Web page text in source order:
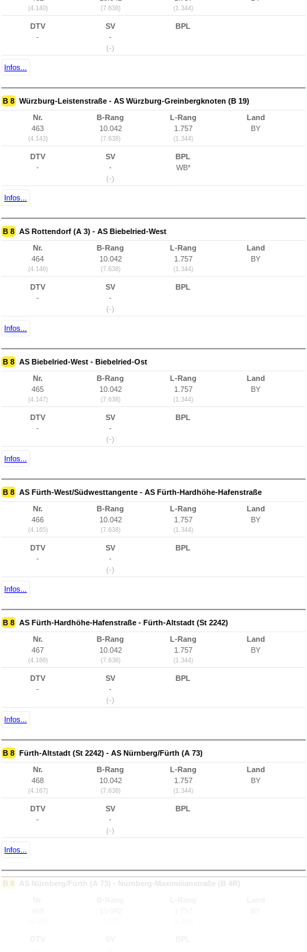
(4.140) (7.638) (1.344)
DTV
-
SV
-
(-)
BPL
Infos...
B 8 Würzburg-Leistenstraße - AS Würzburg-Greinbergknoten (B 19)
Nr.
463
(4.143)
B-Rang
10.042
(7.638)
L-Rang
1.757
(1.344)
Land
BY
DTV
-
SV
-
(-)
BPL
WB*
Infos...
B 8 AS Rottendorf (A 3) - AS Biebelried-West
Nr.
464
(4.146)
B-Rang
10.042
(7.638)
L-Rang
1.757
(1.344)
Land
BY
DTV
-
SV
-
(-)
BPL
Infos...
B 8 AS Biebelried-West - Biebelried-Ost
Nr.
465
(4.147)
B-Rang
10.042
(7.638)
L-Rang
1.757
(1.344)
Land
BY
DTV
-
SV
-
(-)
BPL
Infos...
B 8 AS Fürth-West/Südwesttangente - AS Fürth-Hardhöhe-Hafenstraße
Nr.
466
(4.165)
B-Rang
10.042
(7.638)
L-Rang
1.757
(1.344)
Land
BY
DTV
-
SV
-
(-)
BPL
Infos...
B 8 AS Fürth-Hardhöhe-Hafenstraße - Fürth-Altstadt (St 2242)
Nr.
467
(4.166)
B-Rang
10.042
(7.638)
L-Rang
1.757
(1.344)
Land
BY
DTV
-
SV
-
(-)
BPL
Infos...
B 8 Fürth-Altstadt (St 2242) - AS Nürnberg/Fürth (A 73)
Nr.
468
(4.167)
B-Rang
10.042
(7.638)
L-Rang
1.757
(1.344)
Land
BY
DTV
-
SV
-
(-)
BPL
Infos...
B 8 AS Nürnberg/Fürth (A 73) - Nürnberg-Maximilianstraße (B 4R)